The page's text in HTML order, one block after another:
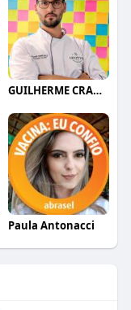
GUILHERME CRAMER BALLE
Paula Antonacci